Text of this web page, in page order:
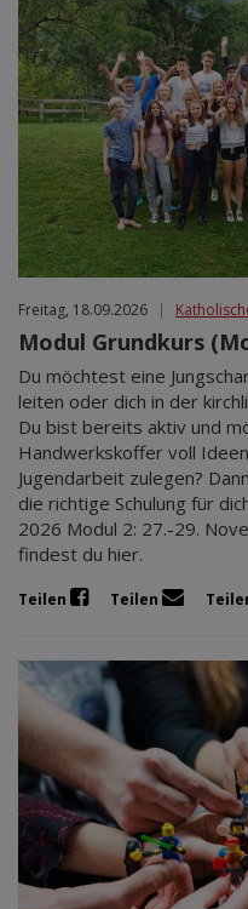
Okt 2026
Nov 2026
Dez 2026
Jan 2027
Feb 2027
Mär 2027
Apr 2027
Mai 2027
Jun 2027
Freitag, 18.09.2026 |
Modul Grundkurs
Du möchtest eine
leiten oder dich in der
Du bist bereits aktiv und
Handwerkskoffer voll
Jugendarbeit zulegen?
die richtige Schulung für
2026 Modul 2: 27.-29.
findest du hier.
Teilen Teilen